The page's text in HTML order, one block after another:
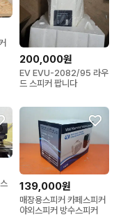
200,000원
EV EVU-2082/95 라우
드 스피커 팝니다
139,000원
매장용스피커 카페스피커
야외스피커 방수스피커